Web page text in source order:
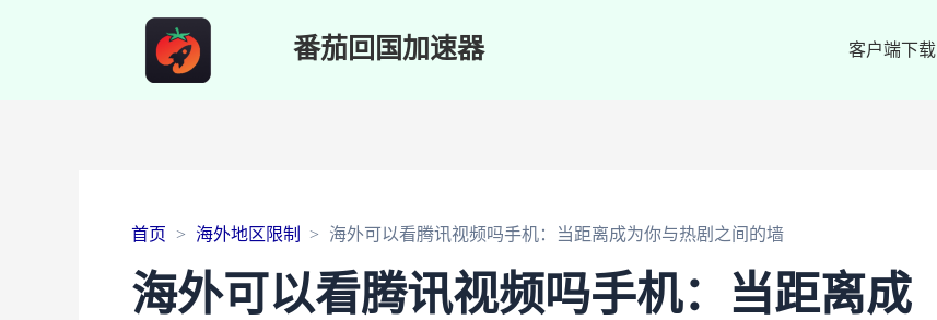
番茄回国加速器 客户端下载
首页 海外地区限制 海外可以看腾讯视频吗手机：当距离成为你与热剧之间的墙
海外可以看腾讯视频吗手机：当距离成